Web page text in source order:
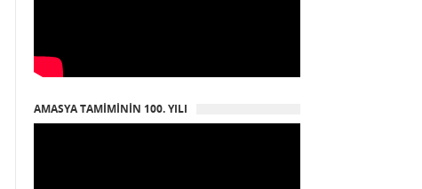
AMASYA TAMIMININ 100. YILI